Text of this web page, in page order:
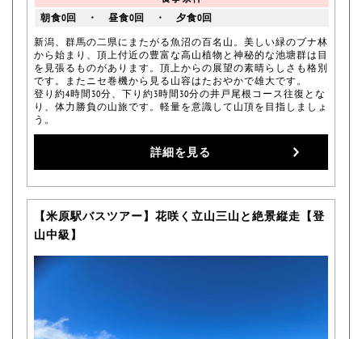
朝食0回 ・ 昼食0回 ・ 夕食0回
新潟、群馬の二県にまたがる魚沼の百名山。美しい緑のブナ林
から始まり、頂上付近の豊富な高山植物と神秘的な池塘群は目
を見張るものがあります。頂上からの展望の素晴らしさも格別
です。またニセ巻機から見る山容はたおやかで雄大です。
登り約4時間30分、下り約3時間30分の井戸尾根コース往復とな
り、体力勝負の山旅です。軽量を意識して山頂を目指しましょ
う。
詳細を見る
【米原駅バスツアー】花咲く立山三山と絶景縦走【登
山中級】